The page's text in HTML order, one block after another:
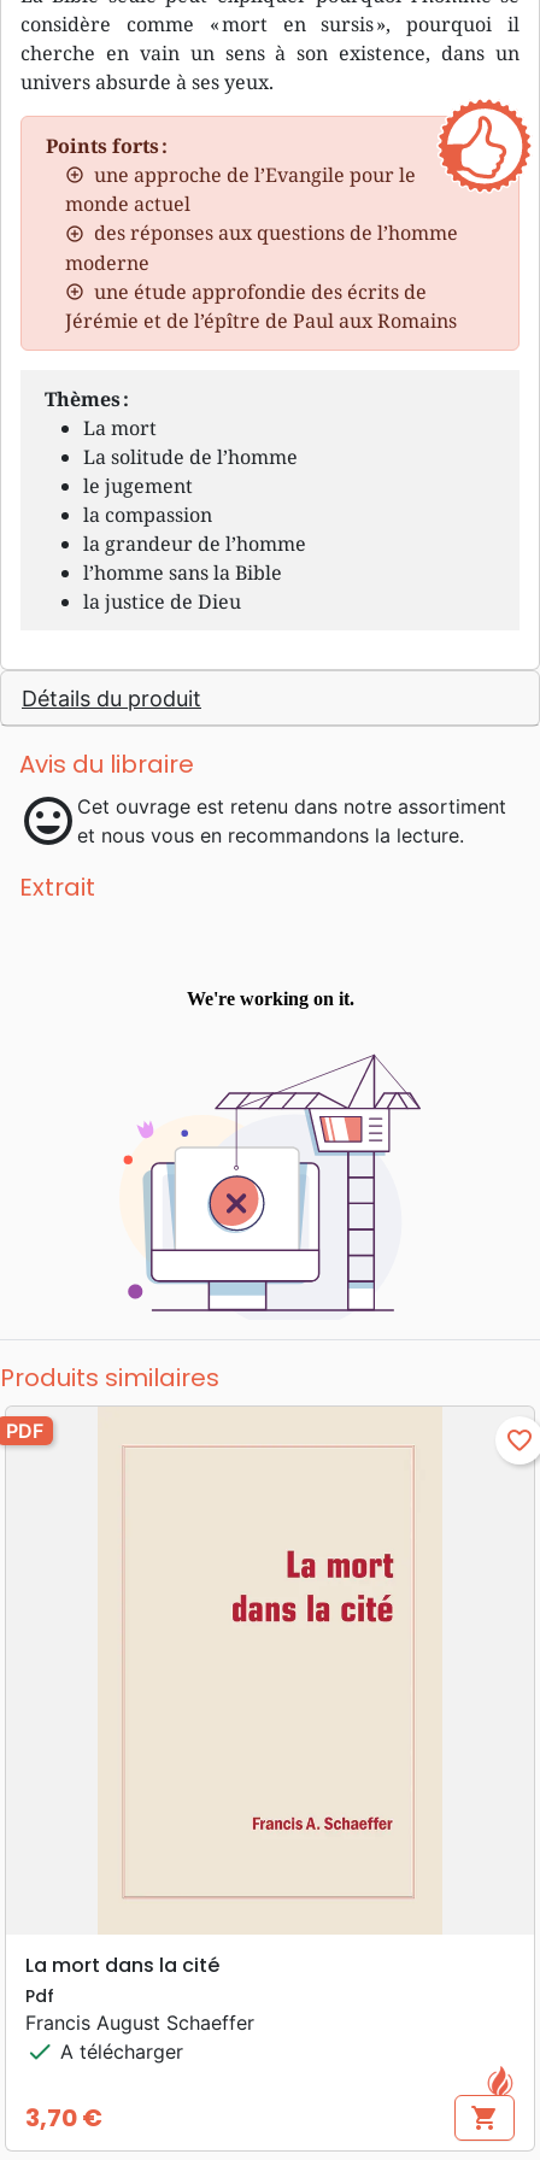
considère comme « mort en sursis », pourquoi il
cherche en vain un sens à son existence, dans un
univers absurde à ses yeux.
Points forts :
une approche de l’Evangile pour le
monde actuel
des réponses aux questions de l’homme
moderne
une étude approfondie des écrits de
Jérémie et de l’épître de Paul aux Romains
Thèmes :
La mort
La solitude de l’homme
le jugement
la compassion
la grandeur de l’homme
l’homme sans la Bible
la justice de Dieu
Détails du produit
Avis du libraire
mood Cet ouvrage est retenu dans notre assortiment
et nous vous en recommandons la lecture.
Extrait
Produits similaires
PDF favorite_border
La mort dans la cité
Pdf
Francis August Schaeffer
check A télécharger
Prix
3,70 € shopping_cart